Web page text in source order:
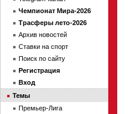
Чемпионат Мира-2026
Трасферы лето-2026
Архив новостей
Ставки на спорт
Поиск по сайту
Регистрация
Вход
Темы
Премьер-Лига